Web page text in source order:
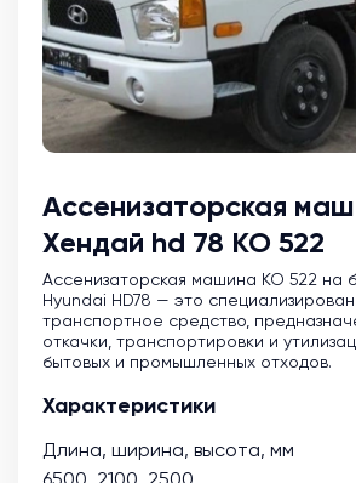
Ассенизаторская
Хендай hd 78 КО 522
Ассенизаторская машина KO 522 на
Hyundai HD78 — это
транспортное средство,
откачки, транспортировки и
бытовых и промышленных отходов.
Характеристики
Длина, ширина, высота, мм